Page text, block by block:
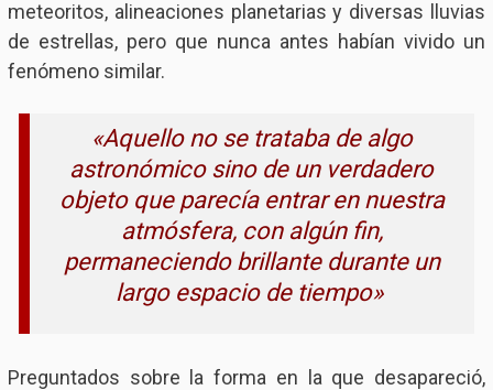
meteoritos, alineaciones planetarias y diversas lluvias
de estrellas, pero que nunca antes habían vivido un
fenómeno similar.
«Aquello no se trataba de algo
astronómico sino de un verdadero
objeto que parecía entrar en nuestra
atmósfera, con algún fin,
permaneciendo brillante durante un
largo espacio de tiempo»
Preguntados sobre la forma en la que desapareció,